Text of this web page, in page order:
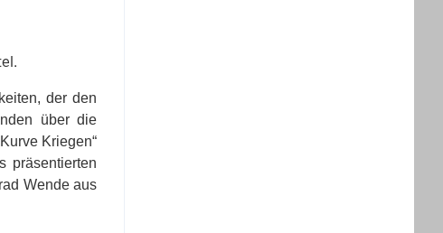
der den
über die
Kriegen“
präsentierten
Wende aus